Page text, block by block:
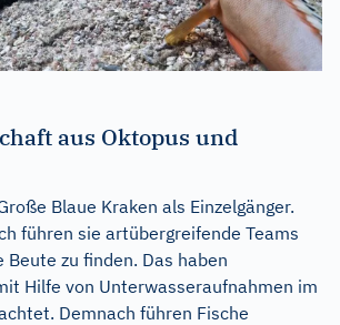
aus Oktopus und
Blaue Kraken als Einzelgänger.
führen sie artübergreifende Teams
zu finden. Das haben
Hilfe von Unterwasseraufnahmen im
Demnach führen Fische